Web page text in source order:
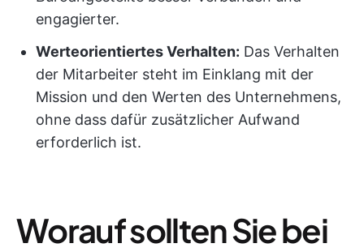
engagierter.
Werteorientiertes Verhalten: Das Verhalten
der Mitarbeiter steht im Einklang mit der
Mission und den Werten des Unternehmens,
ohne dass dafür zusätzlicher Aufwand
erforderlich ist.
Worauf sollten Sie bei